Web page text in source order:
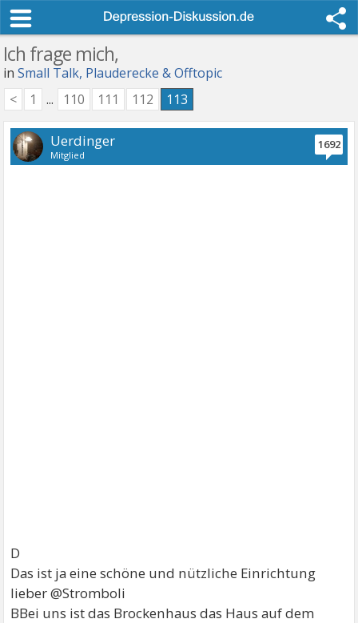
Ich frage mich,
inSmall Talk, Plauderecke & Offtopic
<
1 ... 110 111 112 113
Uerdinger
Mitglied
1692
D
Das ist ja eine schöne und nützliche Einrichtung
lieber @Stromboli
BBei uns ist das Brockenhaus das Haus auf dem